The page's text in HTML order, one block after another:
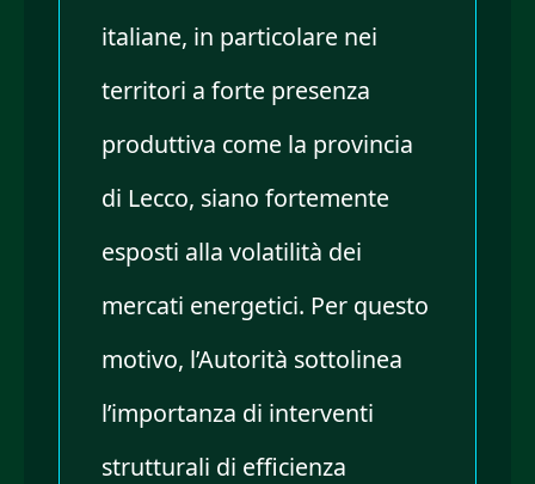
italiane, in particolare nei
territori a forte presenza
produttiva come la provincia
di Lecco, siano fortemente
esposti alla volatilità dei
mercati energetici. Per questo
motivo, l’Autorità sottolinea
l’importanza di interventi
strutturali di efficienza